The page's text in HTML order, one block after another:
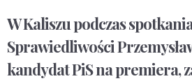
W Kaliszu podczas
Sprawiedliwości
kandydat PiS na premiera,